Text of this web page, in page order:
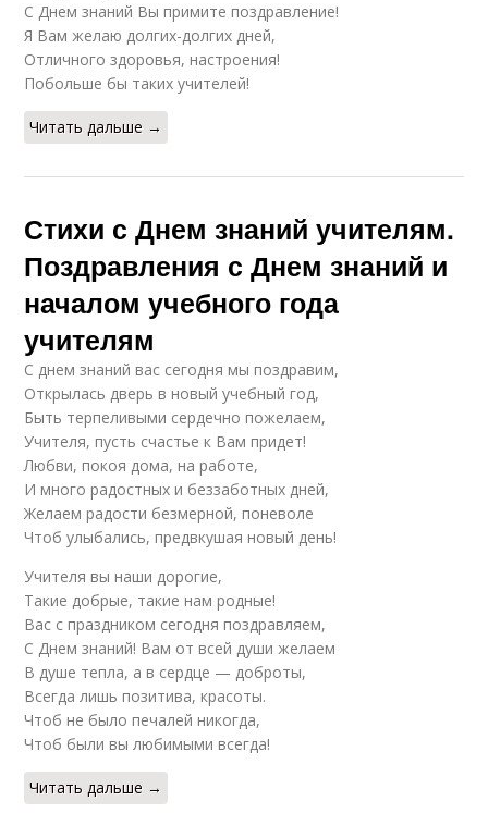
С Днем знаний Вы примите поздравление!
Я Вам желаю долгих-долгих дней,
Отличного здоровья, настроения!
Побольше бы таких учителей!
Читать дальше →
Стихи с Днем знаний учителям.
Поздравления с Днем знаний и
началом учебного года
учителям
С днем знаний вас сегодня мы поздравим,
Открылась дверь в новый учебный год,
Быть терпеливыми сердечно пожелаем,
Учителя, пусть счастье к Вам придет!
Любви, покоя дома, на работе,
И много радостных и беззаботных дней,
Желаем радости безмерной, поневоле
Чтоб улыбались, предвкушая новый день!
Учителя вы наши дорогие,
Такие добрые, такие нам родные!
Вас с праздником сегодня поздравляем,
С Днем знаний! Вам от всей души желаем
В душе тепла, а в сердце — доброты,
Всегда лишь позитива, красоты.
Чтоб не было печалей никогда,
Чтоб были вы любимыми всегда!
Читать дальше →